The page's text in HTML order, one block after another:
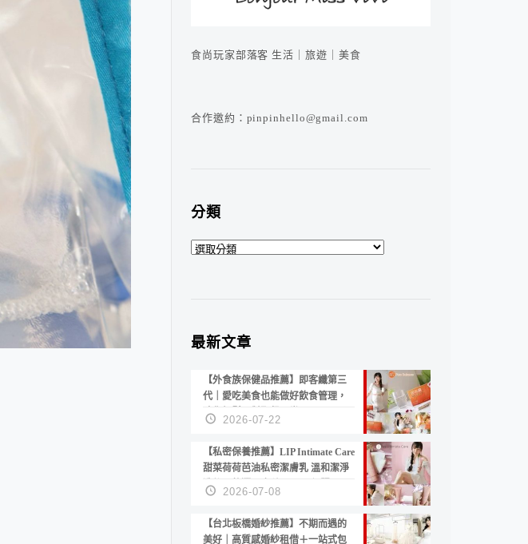
食尚玩家部落客 生活｜旅遊｜美食
合作邀約：pinpinhello@gmail.com
分類
分
最新文章
【外食族保健品推薦】即客纖第三
代｜愛吃美食也能做好飲食管理，
陪你輕鬆面對聚餐日常！
2026-07-22
【私密保養推薦】LIP Intimate Care
甜菜荷荷芭油私密潔膚乳 溫和潔淨
洗後不乾澀 不起泡反而更舒服！
2026-07-08
【台北板橋婚紗推薦】不期而遇的
美好｜高質感婚紗租借＋一站式包